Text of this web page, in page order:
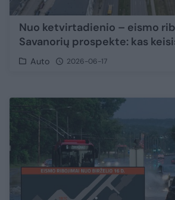
Nuo ketvirtadienio – eismo
Savanorių prospekte: kas
Auto 2026-06-17